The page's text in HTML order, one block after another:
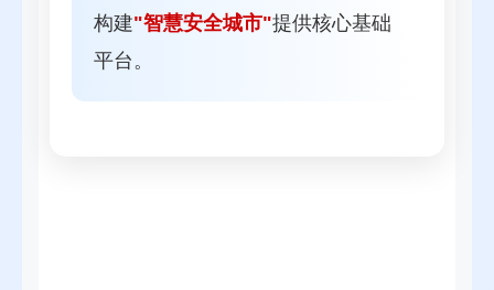
构建"智慧安全城市"提供核心基础
平台。